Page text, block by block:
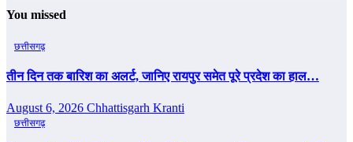
You missed
छत्तीसगढ़
तीन दिन तक बारिश का अलर्ट, जानिए रायपुर समेत पूरे प्रदेश का हाल…
August 6, 2026 Chhattisgarh Kranti
छत्तीसगढ़